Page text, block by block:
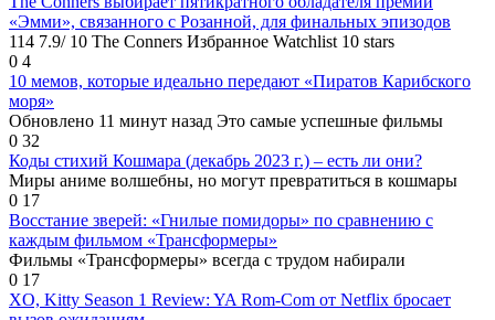
«Эмми», связанного с Розанной, для финальных эпизодов
114 7.9/ 10 The Conners Избранное Watchlist 10 stars
0 4
10 мемов, которые идеально передают «Пиратов Карибского
моря»
Обновлено 11 минут назад Это самые успешные фильмы
0 32
Коды стихий Кошмара (декабрь 2023 г.) – есть ли они?
Миры аниме волшебны, но могут превратиться в кошмары
0 17
Восстание зверей: «Гнилые помидоры» по сравнению с
каждым фильмом «Трансформеры»
Фильмы «Трансформеры» всегда с трудом набирали
0 17
XO, Kitty Season 1 Review: YA Rom-Com от Netflix бросает